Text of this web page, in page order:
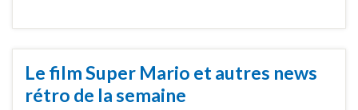
Le film Super Mario et autres news
rétro de la semaine